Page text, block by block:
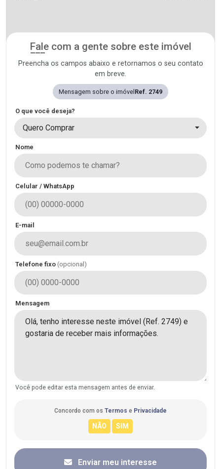
Fale com a gente sobre este imóvel
Preencha os campos abaixo e retornamos o seu contato
em breve.
Mensagem sobre o imóvel Ref. 2749
O que você deseja?
Quero Comprar
Nome
Celular / WhatsApp
E-mail
Telefone fixo (opcional)
Mensagem
Você pode editar esta mensagem antes de enviar.
Concordo com os Termos e Privacidade
Enviar meu interesse